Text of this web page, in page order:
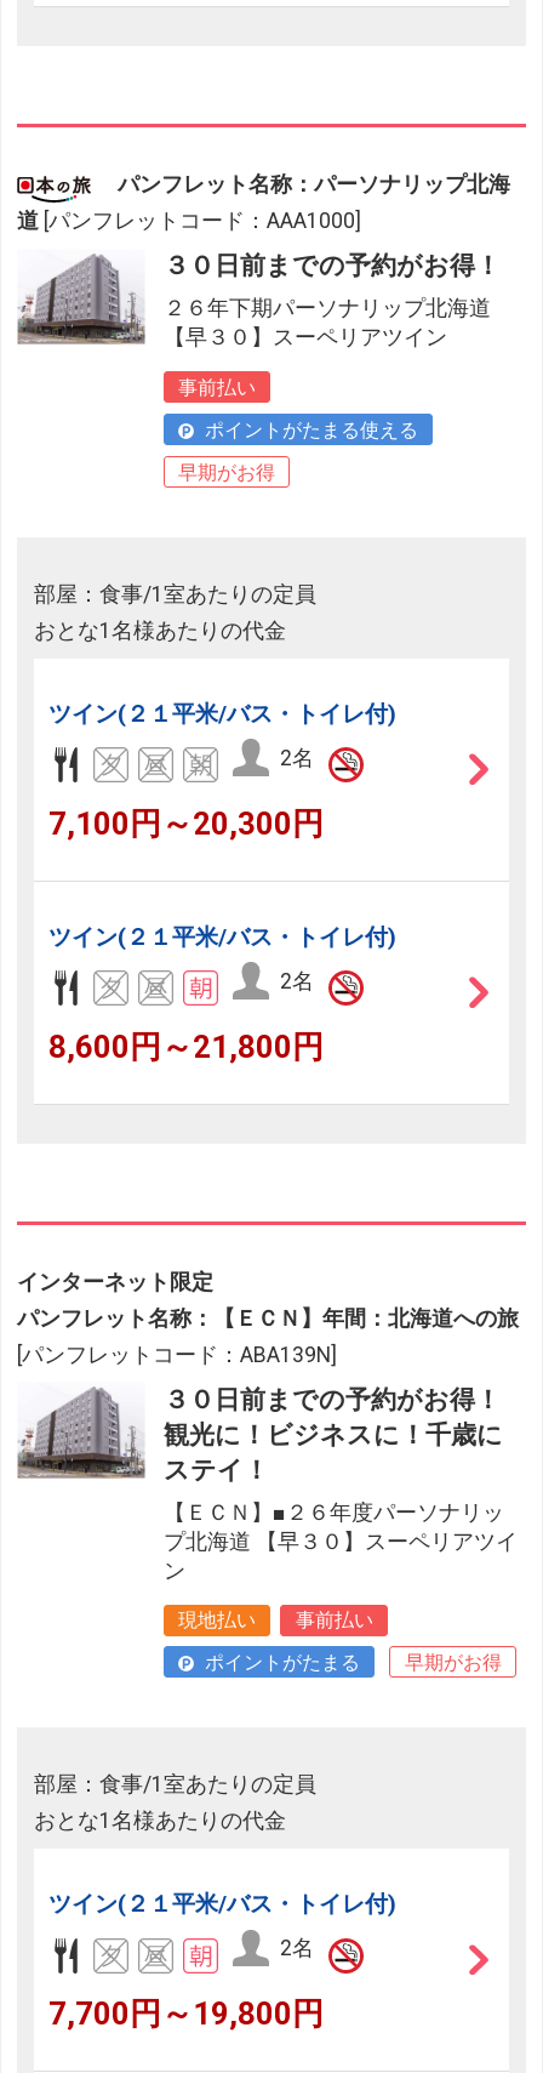
パンフレット名称：パーソナリップ北海
道 [パンフレットコード：AAA1000]
３０日前までの予約がお得！
２６年下期パーソナリップ北海道
【早３０】スーペリアツイン
事前払い
ポイントがたまる使える
早期がお得
部屋：食事/1室あたりの定員
おとな1名様あたりの代金
ツイン(２１平米/バス・トイレ付)
2名
7,100円～20,300円
ツイン(２１平米/バス・トイレ付)
2名
8,600円～21,800円
インターネット限定
パンフレット名称：【ＥＣＮ】年間：北海道への旅
[パンフレットコード：ABA139N]
３０日前までの予約がお得！
観光に！ビジネスに！千歳に
ステイ！
【ＥＣＮ】■２６年度パーソナリッ
プ北海道 【早３０】スーペリアツイ
ン
現地払い
事前払い
ポイントがたまる
早期がお得
部屋：食事/1室あたりの定員
おとな1名様あたりの代金
ツイン(２１平米/バス・トイレ付)
2名
7,700円～19,800円